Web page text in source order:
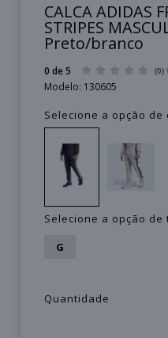
CALCA ADIDAS
STRIPES
Preto/branco
0 de 5 (0)
Modelo: 130605
Selecione a opção de
Selecione a opção de
G
Quantidade